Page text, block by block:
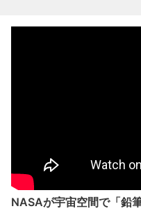
が宇宙空間で「鉛筆」を